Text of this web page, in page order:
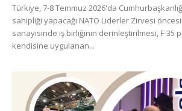
Türkiye, 7-8 Temmuz 2026'da
sahipliği yapacağı NATO Liderler Zirvesi
sanayisinde iş birliğinin derinleştirilmesi, F-35
kendisine uygulanan...